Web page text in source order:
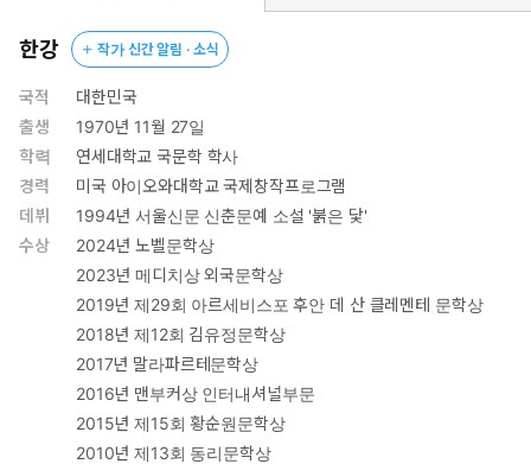
가?”라는 “두 질문 사이의 긴장과 내적 투쟁”을 글쓰기의 동력으
로 삼아온 작가가 그 숱한 질문들 속 “가장 깊은 겹”이 “언제나 사
랑을 향하고” 있던 게 아닐까, 그것이 바로 “내 삶의 가장 오래고
근원적인 배음”(29쪽)이 아닐까 묻고 답하기까지, 시차를 두고
쓰인 시와 산문, 일기와 사진이 새롭게 제 자리를 잡았다. “북향의
사람”(「북향 방」)으로 읽고 쓰는 동안, 종일 빛이 들지 않는 정
원에 음지에서도 견뎌내는 식물들의 뿌리를 내리고 탁상용 거울
여러 개의 방향을 옮겨가며 햇빛을 붙드는 작가의 작고도 간절한
일상을 따라 읽다 보면 자연스럽게 다음의 구절이 떠오른다. “이
행성에 깃들인 사람들과 생명체들의 일인칭을 끈질기게 상상하
는, 끝끝내 우리를 연결하는 언어를 다루는 문학에는 필연적으로
체온이 깃들어 있습니다.”(34쪽)
“글쓰기가 나를 밀고 생명 쪽으로 갔을 뿐이다.”(57쪽)라고 작가
는 말했다. 책장을 넘기면 흑면과 백면이 교차하며 맞닿은 글과 이
미지가 서로에게 스미고 또 끌어당기며 작가의 방과 정원에 깃드
는 빛과 그림자를, 이어지는 작가의 낮과 밤을 읽는 이로 하여금
한강 작가 신간 알림 · 소식
국적
대한민국
출생
1970년 11월 27일
학력
연세대학교 국문학 학사
경력
미국 아이오와대학교 국제창작프로그램
데뷔
1994년 서울신문 신춘문예 소설 '붉은 닻'
수상
2024년 노벨문학상
2023년 메디치상 외국문학상
2019년 제29회 아르세비스포 후안 데 산 클레멘테 문학상
2018년 제12회 김유정문학상
2017년 말라파르테문학상
2016년 맨부커상 인터내셔널부문
2015년 제15회 황순원문학상
2010년 제13회 동리문학상